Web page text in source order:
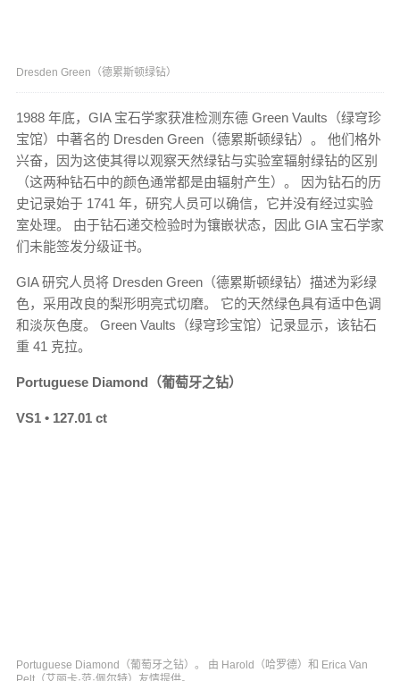
Dresden Green（德累斯顿绿钻）
1988 年底，GIA 宝石学家获准检测东德 Green Vaults（绿穹珍
宝馆）中著名的 Dresden Green（德累斯顿绿钻）。 他们格外
兴奋，因为这使其得以观察天然绿钻与实验室辐射绿钻的区别
（这两种钻石中的颜色通常都是由辐射产生）。 因为钻石的历
史记录始于 1741 年，研究人员可以确信，它并没有经过实验
室处理。 由于钻石递交检验时为镶嵌状态，因此 GIA 宝石学家
们未能签发分级证书。
GIA 研究人员将 Dresden Green（德累斯顿绿钻）描述为彩绿
色，采用改良的梨形明亮式切磨。 它的天然绿色具有适中色调
和淡灰色度。 Green Vaults（绿穹珍宝馆）记录显示，该钻石
重 41 克拉。
Portuguese Diamond（葡萄牙之钻）
VS1 • 127.01 ct
Portuguese Diamond（葡萄牙之钻）。 由 Harold（哈罗德）和 Erica Van